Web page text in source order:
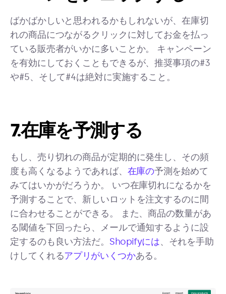
ばかばかしいと思われるかもしれないが、在庫切
れの商品につながるクリックに対してお金を払っ
ている販売者がいかに多いことか。 キャンペーン
を有効にしておくこともできるが、推奨事項の#3
や#5、そして#4は絶対に実施すること。
7.在庫を予測する
もし、売り切れの商品が定期的に発生し、その頻
度も高くなるようであれば、 在庫の予測を始めて
みてはいかがだろうか。 いつ在庫切れになるかを
予測することで、新しいロットを注文するのに間
に合わせることができる。 また、商品の数量があ
る閾値を下回ったら、メールで通知するように設
定するのも良い方法だ。 Shopifyには、それを手助
けしてくれるアプリがいくつかある。